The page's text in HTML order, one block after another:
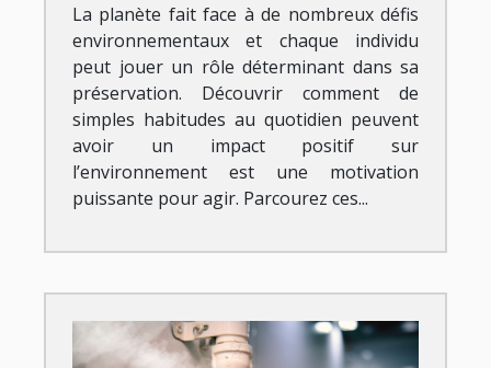
La planète fait face à de nombreux défis
environnementaux et chaque individu
peut jouer un rôle déterminant dans sa
préservation. Découvrir comment de
simples habitudes au quotidien peuvent
avoir un impact positif sur
l’environnement est une motivation
puissante pour agir. Parcourez ces...